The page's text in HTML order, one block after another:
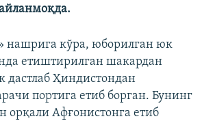
айланмоқда.
нашрига кўра, юборилган юк
етиштирилган шакардан
дастлаб Ҳиндистондан
портига етиб борган. Бунинг
орқали Афғонистонга етиб